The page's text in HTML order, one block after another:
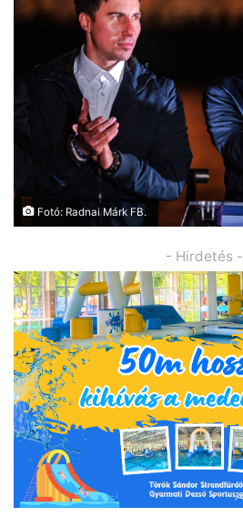
Fotó: Radnai Márk FB.
- Hirdetés -